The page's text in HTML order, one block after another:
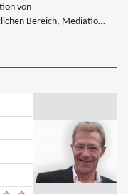
von
Bereich, Mediation